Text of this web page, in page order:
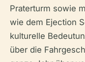
Praterturm sowie
wie dem Ejection
kulturelle
über die